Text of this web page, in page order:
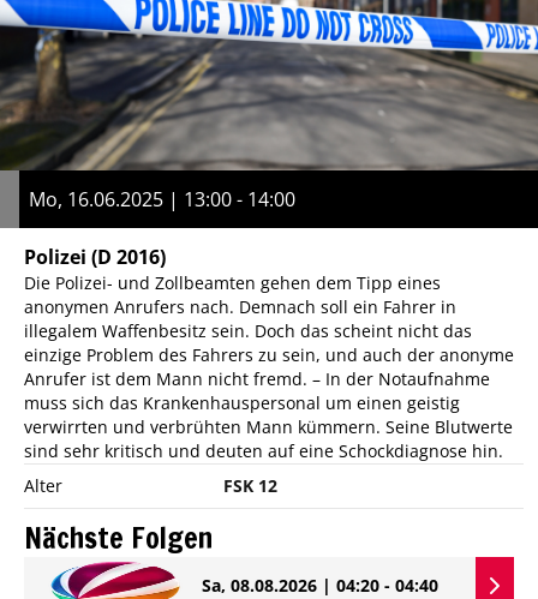
Mo, 16.06.2025 | 13:00 - 14:00
Polizei (D 2016)
Die Polizei- und Zollbeamten gehen dem Tipp eines
anonymen Anrufers nach. Demnach soll ein Fahrer in
illegalem Waffenbesitz sein. Doch das scheint nicht das
einzige Problem des Fahrers zu sein, und auch der anonyme
Anrufer ist dem Mann nicht fremd. – In der Notaufnahme
muss sich das Krankenhauspersonal um einen geistig
verwirrten und verbrühten Mann kümmern. Seine Blutwerte
sind sehr kritisch und deuten auf eine Schockdiagnose hin.
Alter
FSK 12
Nächste Folgen
Sa, 08.08.2026 | 04:20 - 04:40